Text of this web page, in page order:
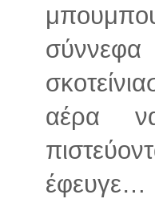
αέρα
έφευγε…